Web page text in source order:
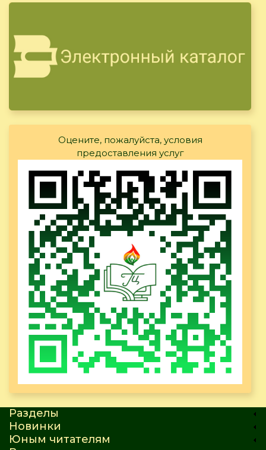
Оцените, пожалуйста, условия
предоставления услуг
Разделы
Новинки
Юным читателям